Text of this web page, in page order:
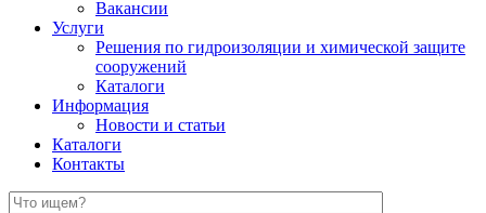
Вакансии
Услуги
Решения по гидроизоляции и химической защите
сооружений
Каталоги
Информация
Новости и статьи
Каталоги
Контакты